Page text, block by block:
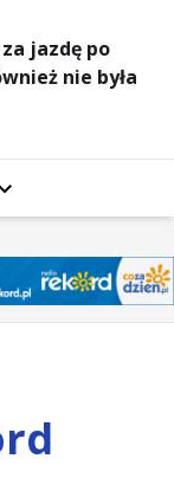
jazdę po
nie była